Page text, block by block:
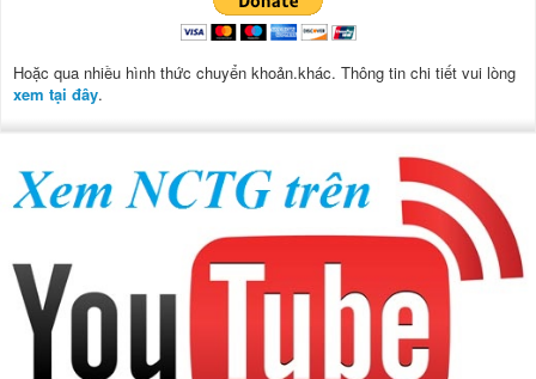
Hoặc qua nhiều hình thức chuyển khoản.khác. Thông tin chi tiết vui lòng
xem tại đây.